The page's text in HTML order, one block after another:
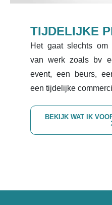
TIJDELIJKE
Het gaat slechts om
van werk zoals bv
event, een beurs,
een tijdelijke
BEKIJK WAT IK